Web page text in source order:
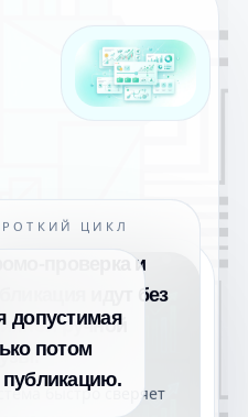
ЦИКЛ
проверка и
идут без
ручной
быстро сверяет
допустимая
потом